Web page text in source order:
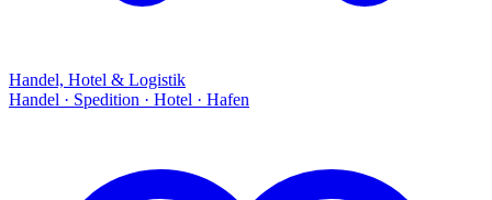
Handel, Hotel & Logistik
Handel · Spedition · Hotel · Hafen